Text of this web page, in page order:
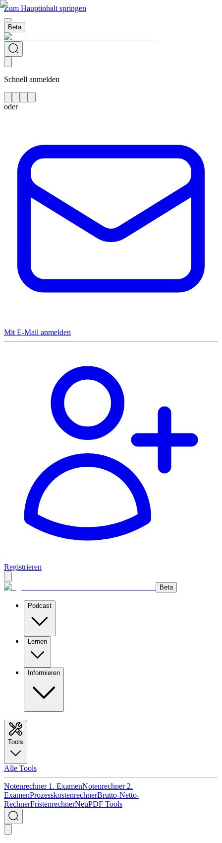
Zum Hauptinhalt springen
Beta
Schnell anmelden
oder
Mit E-Mail anmelden
Registrieren
Beta
Podcast
Lernen
Informieren
Tools
Alle Tools
Notenrechner 1. ExamenNotenrechner 2.
ExamenProzesskostenrechnerBrutto-Netto-
RechnerFristenrechnerNeuPDF Tools